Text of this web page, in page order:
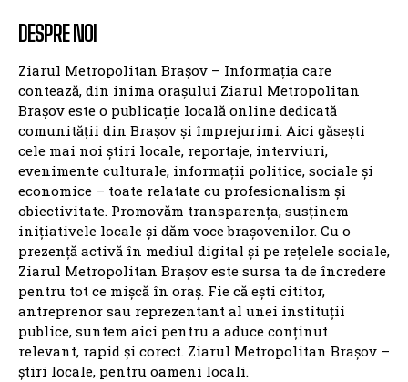
DESPRE NOI
Ziarul Metropolitan Brașov – Informația care
contează, din inima orașului Ziarul Metropolitan
Brașov este o publicație locală online dedicată
comunității din Brașov și împrejurimi. Aici găsești
cele mai noi știri locale, reportaje, interviuri,
evenimente culturale, informații politice, sociale și
economice – toate relatate cu profesionalism și
obiectivitate. Promovăm transparența, susținem
inițiativele locale și dăm voce brașovenilor. Cu o
prezență activă în mediul digital și pe rețelele sociale,
Ziarul Metropolitan Brașov este sursa ta de încredere
pentru tot ce mișcă în oraș. Fie că ești cititor,
antreprenor sau reprezentant al unei instituții
publice, suntem aici pentru a aduce conținut
relevant, rapid și corect. Ziarul Metropolitan Brașov –
știri locale, pentru oameni locali.